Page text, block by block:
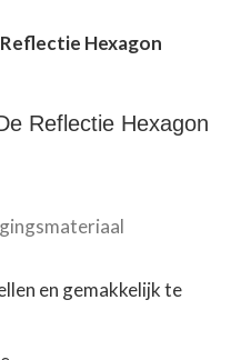
Hexagon
Reflectie Hexagon
en gemakkelijk te